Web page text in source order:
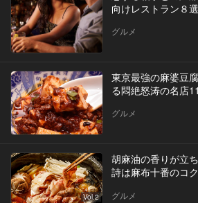
向けレストラン８選
グルメ
東京最強の麻婆豆
る悶絶怒涛の名店
グルメ
Vol.2
胡麻油の香りが立
詩は麻布十番のコ
グルメ